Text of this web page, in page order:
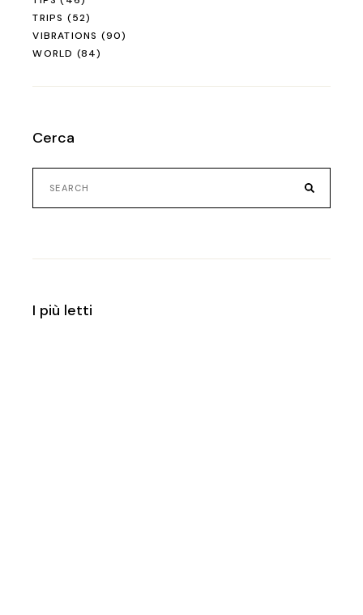
TRIPS (52)
VIBRATIONS (90)
WORLD (84)
Cerca
Search
for:
I più letti